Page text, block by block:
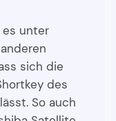
es unter
sich die
des
So auch